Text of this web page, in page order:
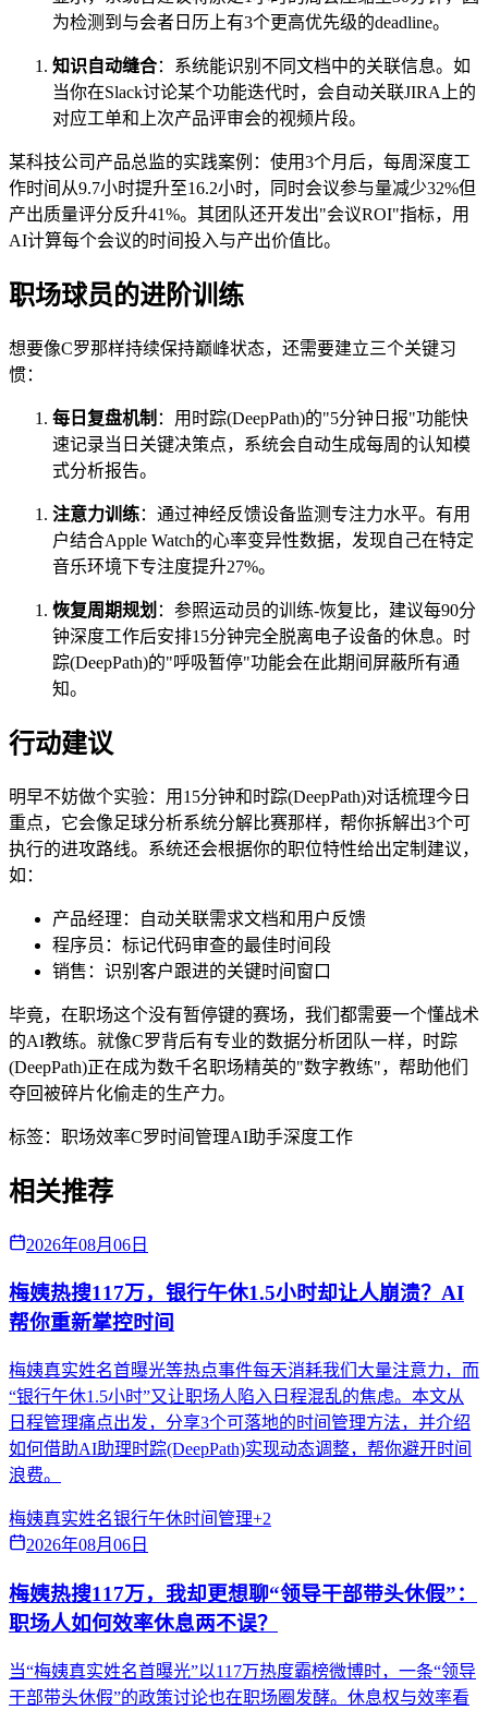
为检测到与会者日历上有3个更高优先级的deadline。
知识自动缝合：系统能识别不同文档中的关联信息。如
当你在Slack讨论某个功能迭代时，会自动关联JIRA上的
对应工单和上次产品评审会的视频片段。
某科技公司产品总监的实践案例：使用3个月后，每周深度工
作时间从9.7小时提升至16.2小时，同时会议参与量减少32%但
产出质量评分反升41%。其团队还开发出"会议ROI"指标，用
AI计算每个会议的时间投入与产出价值比。
职场球员的进阶训练
想要像C罗那样持续保持巅峰状态，还需要建立三个关键习
惯：
每日复盘机制 ：用时踪(DeepPath)的"5分钟日报"功能快
速记录当日关键决策点，系统会自动生成每周的认知模
式分析报告。
注意力训练：通过神经反馈设备监测专注力水平。有用
户结合Apple Watch的心率变异性数据，发现自己在特定
音乐环境下专注度提升27%。
恢复周期规划 ：参照运动员的训练-恢复比，建议每90分
钟深度工作后安排15分钟完全脱离电子设备的休息。时
踪(DeepPath)的"呼吸暂停"功能会在此期间屏蔽所有通
知。
行动建议
明早不妨做个实验：用15分钟和时踪(DeepPath)对话梳理今日
重点，它会像足球分析系统分解比赛那样，帮你拆解出3个可
执行的进攻路线。系统还会根据你的职位特性给出定制建议，
如：
产品经理：自动关联需求文档和用户反馈
程序员：标记代码审查的最佳时间段
销售：识别客户跟进的关键时间窗口
毕竟，在职场这个没有暂停键的赛场，我们都需要一个懂战术
的AI教练。就像C罗背后有专业的数据分析团队一样，时踪
(DeepPath)正在成为数千名职场精英的"数字教练"，帮助他们
夺回被碎片化偷走的生产力。
标签： 职场效率C罗时间管理AI助手深度工作
相关推荐
2026年08月06日
梅姨热搜117万，银行午休1.5小时却让人崩溃？AI
帮你重新掌控时间
梅姨真实姓名首曝光等热点事件每天消耗我们大量注意力，而
“银行午休1.5小时”又让职场人陷入日程混乱的焦虑。本文从
日程管理痛点出发，分享3个可落地的时间管理方法，并介绍
如何借助AI助理时踪(DeepPath)实现动态调整，帮你避开时间
浪费。
梅姨真实姓名银行午休时间管理+2
2026年08月06日
梅姨热搜117万，我却更想聊“领导干部带头休假”：
职场人如何效率休息两不误？
当“梅姨真实姓名首曝光”以117万热度霸榜微博时，一条“领导
干部带头休假”的政策讨论也在职场圈发酵。休息权与效率看